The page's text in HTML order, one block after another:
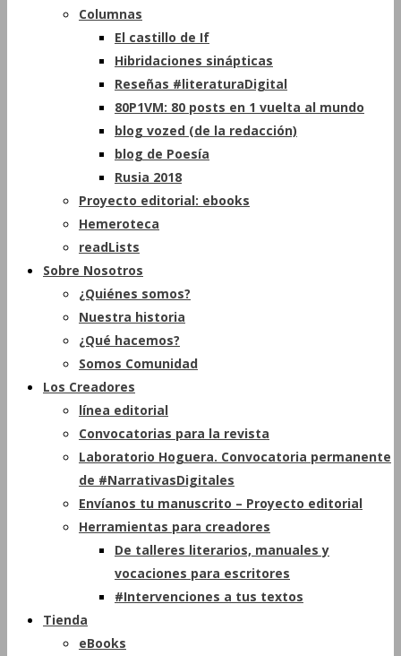
Columnas
El castillo de If
Hibridaciones sinápticas
Reseñas #literaturaDigital
80P1VM: 80 posts en 1 vuelta al mundo
blog vozed (de la redacción)
blog de Poesía
Rusia 2018
Proyecto editorial: ebooks
Hemeroteca
readLists
Sobre Nosotros
¿Quiénes somos?
Nuestra historia
¿Qué hacemos?
Somos Comunidad
Los Creadores
línea editorial
Convocatorias para la revista
Laboratorio Hoguera. Convocatoria permanente
de #NarrativasDigitales
Envíanos tu manuscrito – Proyecto editorial
Herramientas para creadores
De talleres literarios, manuales y
vocaciones para escritores
#Intervenciones a tus textos
Tienda
eBooks